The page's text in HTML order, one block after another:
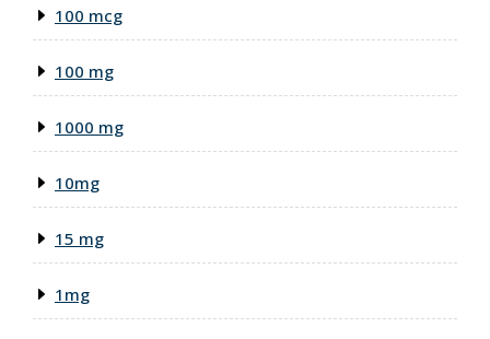
100 mcg
100 mg
1000 mg
10mg
15 mg
1mg